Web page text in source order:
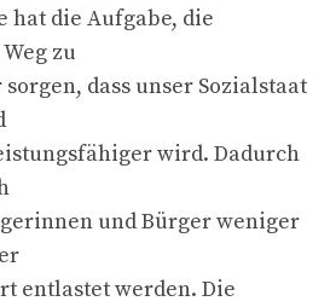
hat die Aufgabe, die
zu
dass unser Sozialstaat
wird. Dadurch
und Bürger weniger
entlastet werden. Die